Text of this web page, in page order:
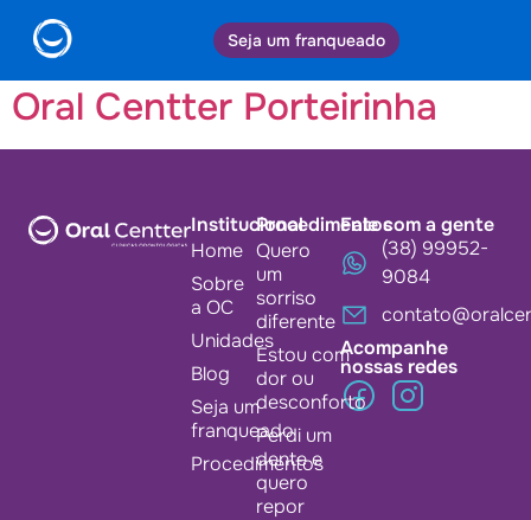
Seja um franqueado
Cidade: Porteirinha
Oral Centter Porteirinha
Institucional
Home
Sobre
a OC
Unidades
Blog
Seja um
franqueado
Procedimentos
Procedimentos
Quero
um
sorriso
diferente
Estou com
dor ou
desconforto
Perdi um
dente e
quero
repor
Fale com a gente
(38) 99952-
9084
Acompanhe
nossas redes